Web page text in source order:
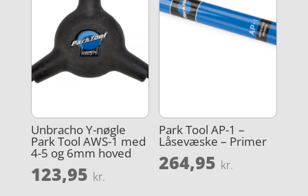
Unbracho Y-nøgle
Park Tool AWS-1 med
4-5 og 6mm hoved
123,95 kr.
Park Tool AP-1 –
Låsevæske – Primer
264,95 kr.